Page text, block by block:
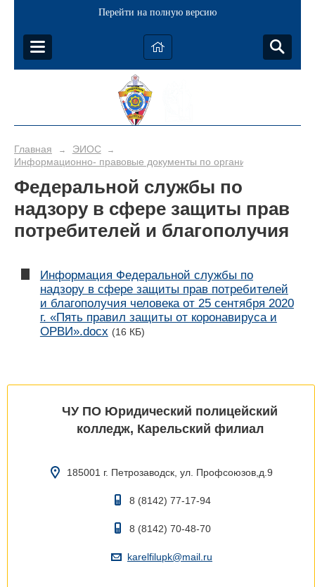
Перейти на полную версию
Главная → ЭИОС →
Информационно- правовые документы по организации
Федеральной службы по
надзору в сфере защиты прав
потребителей и благополучия
Информация Федеральной службы по
надзору в сфере защиты прав потребителей
и благополучия человека от 25 сентября 2020
г. «Пять правил защиты от коронавируса и
ОРВИ».docx (16 КБ)
ЧУ ПО Юридический полицейский
колледж, Карельский филиал
185001 г. Петрозаводск, ул. Профсоюзов,д.9
8 (8142) 77-17-94
8 (8142) 70-48-70
karelfilupk@mail.ru